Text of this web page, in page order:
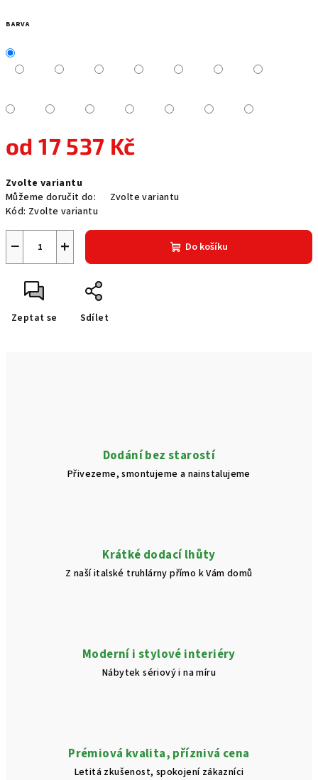
BARVA
od17 537 Kč
cena:
Zvolte variantu
Můžeme doručit do:
Zvolte variantu
Kód: Zvolte variantu
+
− Do košíku
Zeptat se Sdílet
Dodání bez starostí
Přivezeme, smontujeme a nainstalujeme
Krátké dodací lhůty
Z naší italské truhlárny přímo k Vám domů
Moderní i stylové interiéry
Nábytek sériový i na míru
Prémiová kvalita, příznivá cena
Letitá zkušenost, spokojení zákazníci